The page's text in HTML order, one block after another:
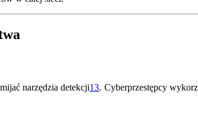
narzędzia detekcji13. Cyberprzestępcy